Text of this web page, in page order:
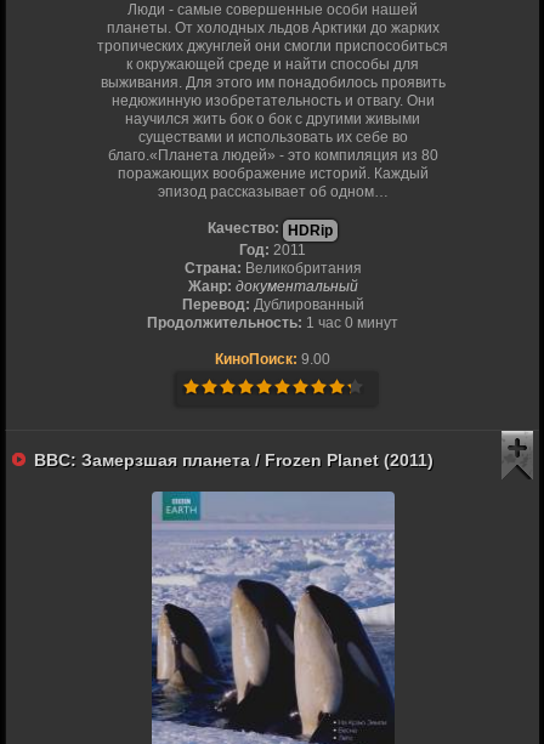
Люди - самые совершенные особи нашей
планеты. От холодных льдов Арктики до жарких
тропических джунглей они смогли приспособиться
к окружающей среде и найти способы для
выживания. Для этого им понадобилось проявить
недюжинную изобретательность и отвагу. Они
научился жить бок о бок с другими живыми
существами и использовать их себе во
благо.«Планета людей» - это компиляция из 80
поражающих воображение историй. Каждый
эпизод рассказывает об одном…
Качество:
HDRip
Год: 2011
Страна: Великобритания
Жанр: документальный
Перевод: Дублированный
Продолжительность: 1 час 0 минут
КиноПоиск: 9.00
BBC: Замерзшая планета / Frozen Planet (2011)